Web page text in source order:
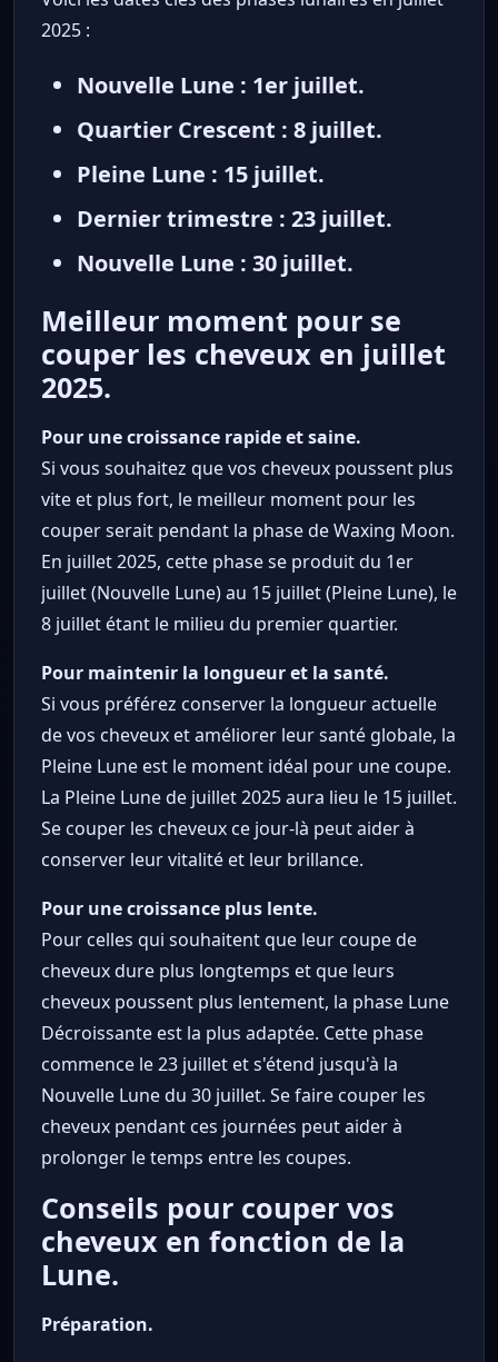
2025 :
Nouvelle Lune : 1er juillet.
Quartier Crescent : 8 juillet.
Pleine Lune : 15 juillet.
Dernier trimestre : 23 juillet.
Nouvelle Lune : 30 juillet.
Meilleur moment pour se
couper les cheveux en juillet
2025.
Pour une croissance rapide et saine.
Si vous souhaitez que vos cheveux poussent plus
vite et plus fort, le meilleur moment pour les
couper serait pendant la phase de Waxing Moon.
En juillet 2025, cette phase se produit du 1er
juillet (Nouvelle Lune) au 15 juillet (Pleine Lune), le
8 juillet étant le milieu du premier quartier.
Pour maintenir la longueur et la santé.
Si vous préférez conserver la longueur actuelle
de vos cheveux et améliorer leur santé globale, la
Pleine Lune est le moment idéal pour une coupe.
La Pleine Lune de juillet 2025 aura lieu le 15 juillet.
Se couper les cheveux ce jour-là peut aider à
conserver leur vitalité et leur brillance.
Pour une croissance plus lente.
Pour celles qui souhaitent que leur coupe de
cheveux dure plus longtemps et que leurs
cheveux poussent plus lentement, la phase Lune
Décroissante est la plus adaptée. Cette phase
commence le 23 juillet et s'étend jusqu'à la
Nouvelle Lune du 30 juillet. Se faire couper les
cheveux pendant ces journées peut aider à
prolonger le temps entre les coupes.
Conseils pour couper vos
cheveux en fonction de la
Lune.
Préparation.